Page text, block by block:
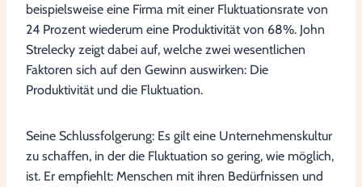
beispielsweise eine Firma mit einer Fluktuationsrate von
24 Prozent wiederum eine Produktivität von 68%. John
Strelecky zeigt dabei auf, welche zwei wesentlichen
Faktoren sich auf den Gewinn auswirken: Die
Produktivität und die Fluktuation.
Seine Schlussfolgerung: Es gilt eine Unternehmenskultur
zu schaffen, in der die Fluktuation so gering, wie möglich,
ist. Er empfiehlt: Menschen mit ihren Bedürfnissen und